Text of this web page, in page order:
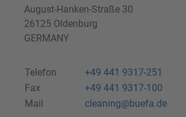
August-Hanken-Straße 30
26125 Oldenburg
GERMANY
Telefon
+49 441 9317-251
Fax
+49 441 9317-100
Mail
cleaning@buefa.de